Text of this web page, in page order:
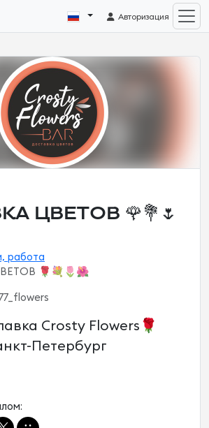
Авторизация
ЦВЕТОВ 🌹💐🌷
работа
🌹💐🌷🌺
Crosty Flowers🌹
Петербург